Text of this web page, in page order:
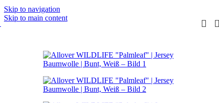
Skip to navigation
Skip to main content